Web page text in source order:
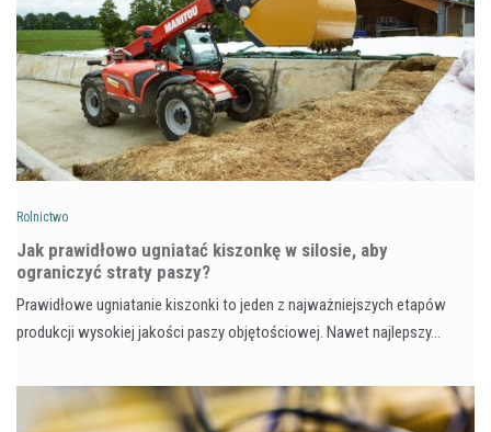
Rolnictwo
Jak prawidłowo ugniatać kiszonkę w silosie, aby
ograniczyć straty paszy?
Prawidłowe ugniatanie kiszonki to jeden z najważniejszych etapów
produkcji wysokiej jakości paszy objętościowej. Nawet najlepszy…